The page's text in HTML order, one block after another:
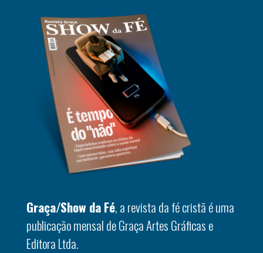
Graça/Show da Fé, a revista da fé cristã é uma
publicação mensal de Graça Artes Gráficas e
Editora Ltda.